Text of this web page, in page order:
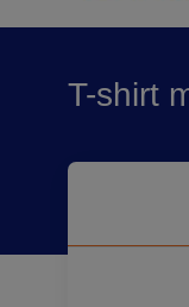
T-shirt